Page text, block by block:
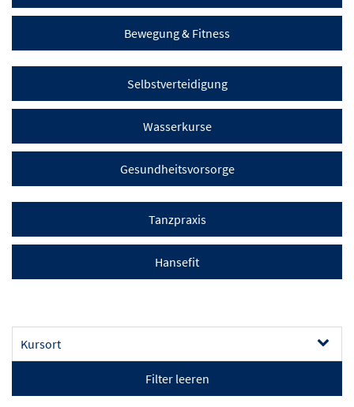
Bewegung & Fitness
Selbstverteidigung
Wasserkurse
Gesundheitsvorsorge
Tanzpraxis
Hansefit
Kursort
Filter leeren